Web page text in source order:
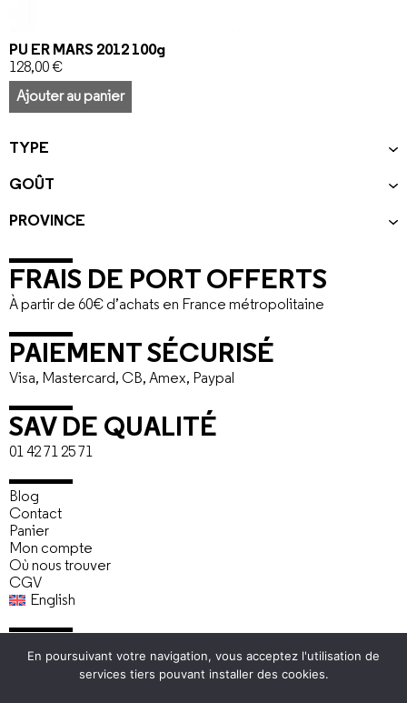
PU ER MARS 2012 100g
128,00€
Ajouter au panier
TYPE
GOÛT
PROVINCE
FRAIS DE PORT OFFERTS
À partir de 60€ d’achats en France métropolitaine
PAIEMENT SÉCURISÉ
Visa, Mastercard, CB, Amex, Paypal
SAV DE QUALITÉ
01 42 71 25 71
Blog
Contact
Panier
Mon compte
Où nous trouver
CGV
English
Mentions légales
Politique de confidentialité
En poursuivant votre navigation, vous acceptez l'utilisation de
services tiers pouvant installer des cookies.